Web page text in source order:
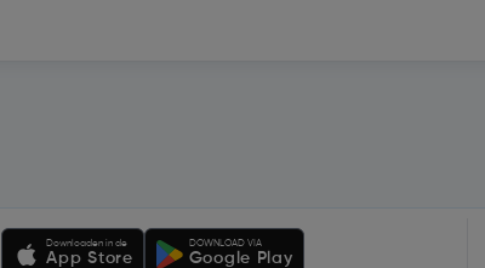
Downloaden in de
App Store
DOWNLOAD VIA
Google Play